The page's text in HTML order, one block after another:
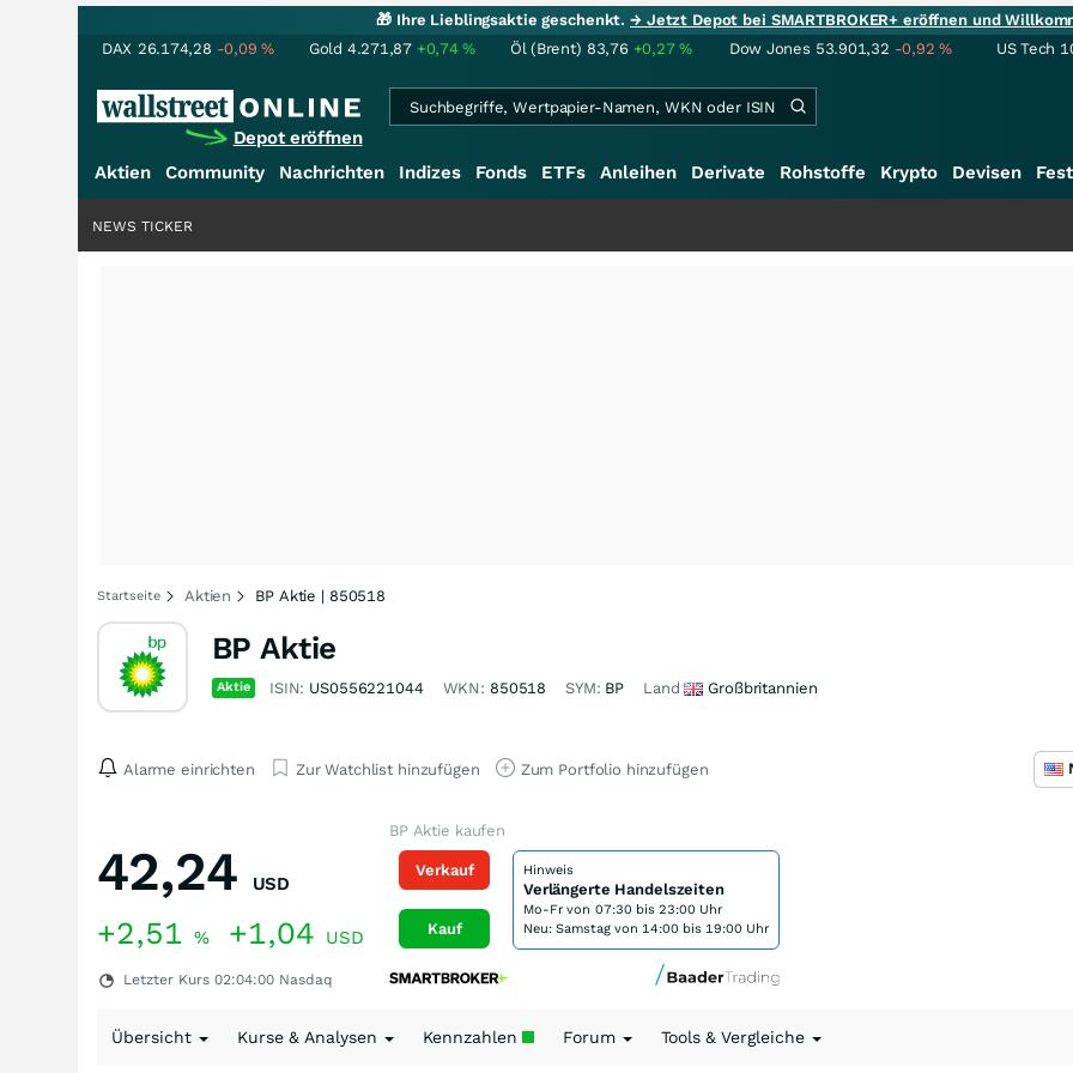
🎁 Ihre Lieblingsaktie geschenkt.→ Jetzt Depot bei SMARTBROKER+ eröffnen und
DAX 26.174,28 -0,09% Gold 4.271,87 +0,74% Öl (Brent) 83,76 +0,27% Dow Jones 53.901,32 -0,92% US Tech
Depot eröffnen
Aktien Community Nachrichten Indizes Fonds ETFs Anleihen Derivate Rohstoffe Krypto Devisen
NEWS TICKER
Startseite Aktien BP Aktie | 850518
BP Aktie
Aktie ISIN: US0556221044 WKN: 850518 SYM: BP Land Großbritannien
Alarme einrichten Zur Watchlist hinzufügen Zum Portfolio hinzufügen
42,24 USD
+2,51 % +1,04 USD
Letzter Kurs 02:04:00 Nasdaq
BP Aktie kaufen
Verkauf
Kauf
Hinweis
Verlängerte Handelszeiten
Mo-Fr von 07:30 bis 23:00 Uhr
Neu: Samstag von 14:00 bis 19:00 Uhr
Übersicht Kurse & Analysen Kennzahlen Forum Tools & Vergleiche